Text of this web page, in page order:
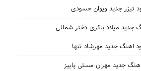
تیزر جدید ویوان حسودی
جدید میلاد باکری دختر شمالی
اهنگ جدید مهرشاد تنها
اهنگ جدید مهران مستی پاییز